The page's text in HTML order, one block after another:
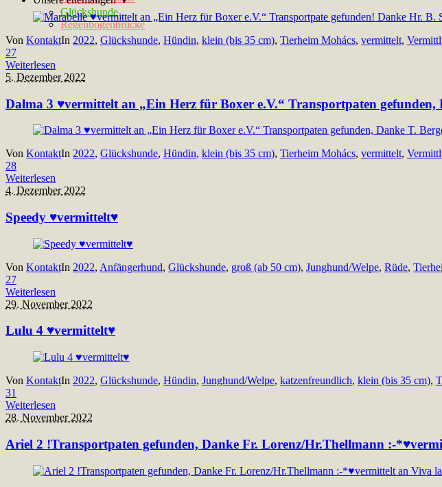
Glückshunde
Regenbogenbrücke
Von KontaktIn 2022, Glückshunde, Hündin, klein (bis 35 cm), Tierheim Mohács, vermittelt,
27
Weiterlesen
5. Dezember 2022
Dalma 3 ♥vermittelt an „Ein Herz für Boxer e.V.“ Transportpaten gefunden,
Von KontaktIn 2022, Glückshunde, Hündin, klein (bis 35 cm), Tierheim Mohács, vermittelt,
28
Weiterlesen
4. Dezember 2022
Speedy ♥vermittelt♥
Von KontaktIn 2022, Anfängerhund, Glückshunde, groß (ab 50 cm), Junghund/Welpe, Rüde,
27
Weiterlesen
29. November 2022
Lulu 4 ♥vermittelt♥
Von KontaktIn 2022, Glückshunde, Hündin, Junghund/Welpe, katzenfreundlich, klein (bis 35 cm),
31
Weiterlesen
28. November 2022
Ariel 2 !Transportpaten gefunden, Danke Fr. Lorenz/Hr.Thellmann :-